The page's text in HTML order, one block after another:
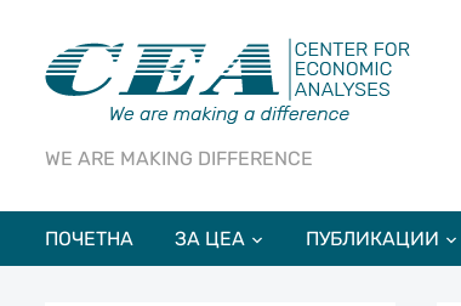
WE ARE MAKING DIFFERENCE
ПОЧЕТНА ЗА ЦЕА ПУБЛИКАЦИИ